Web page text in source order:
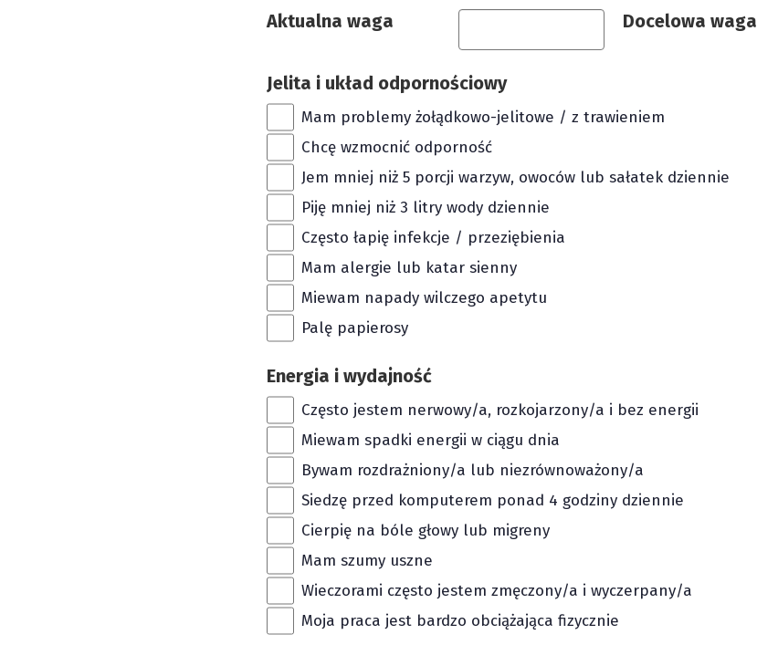
Aktualna waga Docelowa waga
Jelita i układ odpornościowy
Mam problemy żołądkowo-jelitowe / z trawieniem
Chcę wzmocnić odporność
Jem mniej niż 5 porcji warzyw, owoców lub sałatek dziennie
Piję mniej niż 3 litry wody dziennie
Często łapię infekcje / przeziębienia
Mam alergie lub katar sienny
Miewam napady wilczego apetytu
Palę papierosy
Energia i wydajność
Często jestem nerwowy/a, rozkojarzony/a i bez energii
Miewam spadki energii w ciągu dnia
Bywam rozdrażniony/a lub niezrównoważony/a
Siedzę przed komputerem ponad 4 godziny dziennie
Cierpię na bóle głowy lub migreny
Mam szumy uszne
Wieczorami często jestem zmęczony/a i wyczerpany/a
Moja praca jest bardzo obciążająca fizycznie